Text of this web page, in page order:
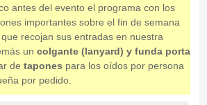
antes del evento el programa con los
importantes sobre el fin de semana
recojan sus entradas en nuestra
un colgante (lanyard) y funda porta
de tapones para los oídos por persona
por pedido.